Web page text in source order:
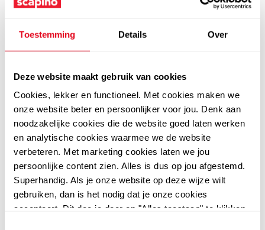
Toestemming Details Over
Deze website maakt gebruik van cookies
Cookies, lekker en functioneel. Met cookies maken we
onze website beter en persoonlijker voor jou. Denk aan
noodzakelijke cookies die de website goed laten werken
en analytische cookies waarmee we de website
verbeteren. Met marketing cookies laten we jou
persoonlijke content zien. Alles is dus op jou afgestemd.
Superhandig. Als je onze website op deze wijze wilt
gebruiken, dan is het nodig dat je onze cookies
accepteert. Dit doe je door op "Alles toestaan" te klikken.